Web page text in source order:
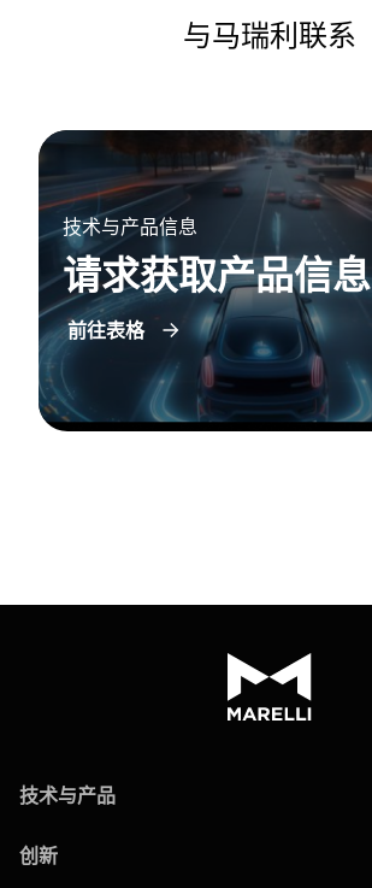
与马瑞利联系
技术与产品信息
请求获取产品信息
前往表格
技术与产品
创新